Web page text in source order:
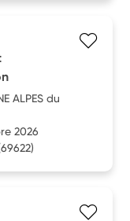
ALPES du
2026